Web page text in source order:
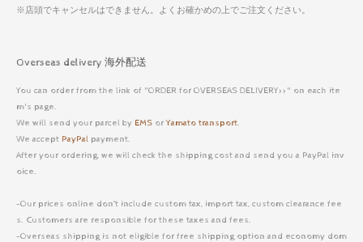
※店頭でキャンセルはできません。よくお確かめの上でご注文ください。
Overseas delivery 海外配送
You can order from the link of "ORDER for OVERSEAS DELIVERY>>" on each ite
m's page.
We will send your parcel by EMS orYamato transport.
We accept PayPal payment.
After your ordering, we will check the shipping cost and send you a PayPal inv
oice.
-Our prices online don’t include custom tax, import tax, custom clearance fee
s. Customers are responsible for these taxes and fees.
-Overseas shipping is not eligible for free shipping option and economy dom